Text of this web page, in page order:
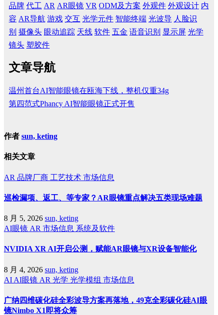
品牌 代工 AR AR眼镜 VR ODM及方案 外观件 外观设计 内
容 AR导航 游戏 交互 光学元件 智能终端 光波导 人脸识
别 摄像头 眼动追踪 天线 软件 五金 语音识别 显示屏 光学
镜头 塑胶件
文章导航
温州首台AI智能眼镜在瓯海下线，整机仅重34g
第四范式Phancy AI智能眼镜正式开售
作者 sun, keting
相关文章
AR 品牌厂商 工艺技术 市场信息
巡检漏项、返工、等专家？AR眼镜重点解决五类现场难题
8 月 5, 2026 sun, keting
AI眼镜 AR 市场信息 系统及软件
NVIDIA XR AI开启公测，赋能AR眼镜与XR设备智能化
8 月 4, 2026 sun, keting
AI AI眼镜 AR 光学 光学模组 市场信息
广纳四维碳化硅全彩波导方案再落地，49克全彩碳化硅AI眼
镜Nimbo X1即将众筹